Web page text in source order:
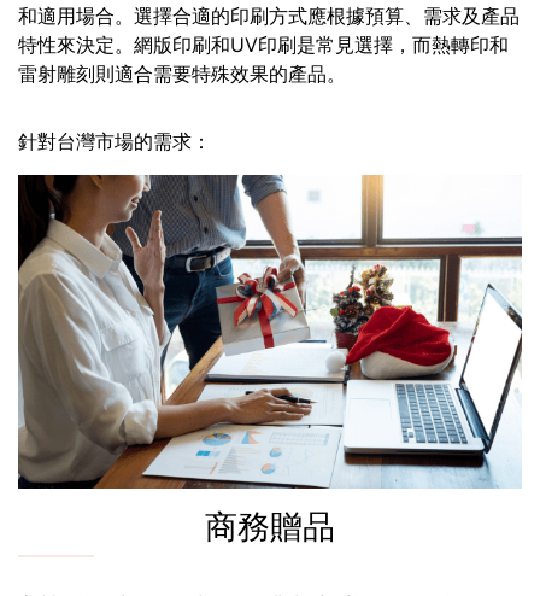
和適用場合。選擇合適的印刷方式應根據預算、需求及產品
特性來決定。網版印刷和UV印刷是常見選擇，而熱轉印和
雷射雕刻則適合需要特殊效果的產品。
針對台灣市場的需求：
商務贈品